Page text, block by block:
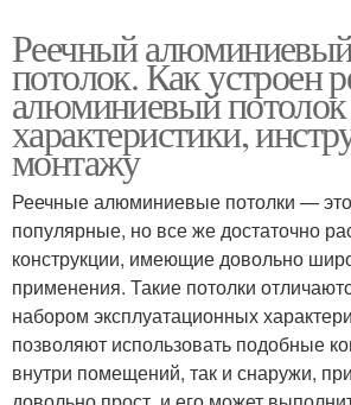
Реечный
потолок. Как устроен
алюминиевый
характеристики,
монтажу
Реечные алюминиевые потолки —
популярные, но все же достаточно
конструкции, имеющие довольно
применения. Такие потолки
набором эксплуатационных
позволяют использовать подобные
внутри помещений, так и снаружи,